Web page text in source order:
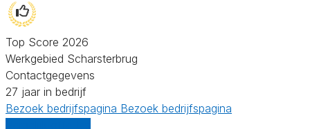
Top Score 2026
Werkgebied Scharsterbrug
Contactgegevens
27 jaar in bedrijf
Bezoek bedrijfspagina Bezoek bedrijfspagina